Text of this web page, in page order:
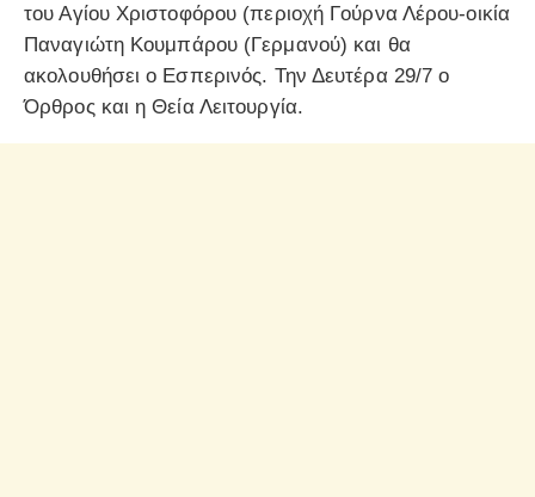
του Αγίου Χριστοφόρου (περιοχή Γούρνα Λέρου-οικία
Παναγιώτη Κουμπάρου (Γερμανού) και θα
ακολουθήσει ο Εσπερινός. Την Δευτέρα 29/7 ο
Όρθρος και η Θεία Λειτουργία.